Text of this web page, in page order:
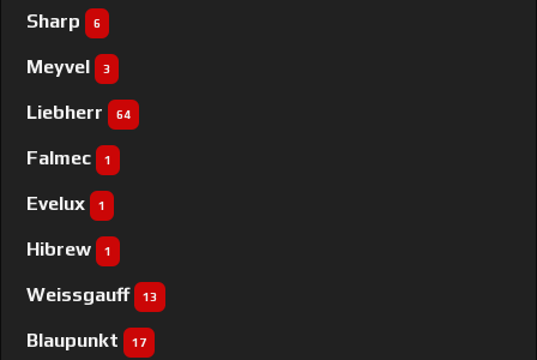
Sharp 6
Meyvel 3
Liebherr 64
Falmec 1
Evelux 1
Hibrew 1
Weissgauff 13
Blaupunkt 17